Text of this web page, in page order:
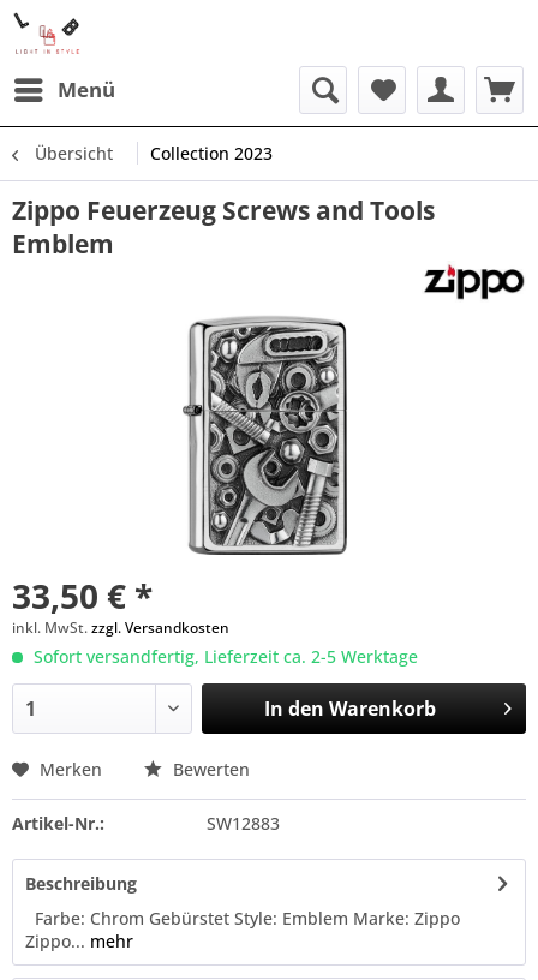
Menü
Übersicht Collection 2023
Zippo Feuerzeug Screws and Tools
Emblem
33,50 € *
inkl. MwSt.zzgl. Versandkosten
Sofort versandfertig, Lieferzeit ca. 2-5 Werktage
In den Warenkorb
Merken Bewerten
Artikel-Nr.: SW12883
Beschreibung
Farbe: Chrom Gebürstet Style: Emblem Marke: Zippo
Zippo... mehr